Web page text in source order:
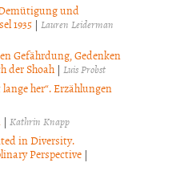
und
1935| Lauren Leiderman
Gefährdung, Gedenken
der Shoah| Luis Probst
her“. Erzählungen
|Kathrin Knapp
in Diversity.
Perspective|